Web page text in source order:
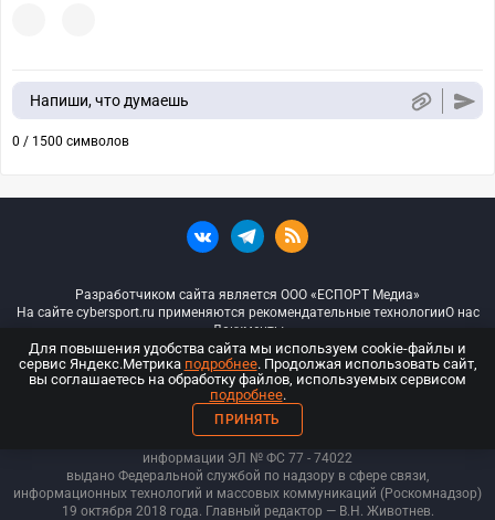
Напиши, что думаешь
0 / 1500 символов
Разработчиком сайта является ООО «ЕСПОРТ Медиа»
На сайте cybersport.ru применяются рекомендательные технологииО нас
Документы
© ООО «Киберспорт.ру» — Все права защищены
18+
ООО «Киберспорт.ру». Свидетельство о регистрации средств массовой
информации ЭЛ № ФС 77 - 74022
выдано Федеральной службой по надзору в сфере связи,
информационных технологий и массовых коммуникаций (Роскомнадзор)
19 октября 2018 года. Главный редактор — В.Н. Животнев.
Для повышения удобства сайта мы используем cookie-файлы и
сервис Яндекс.Метрика подробнее. Продолжая использовать сайт,
вы соглашаетесь на обработку файлов, используемых сервисом
подробнее.
ПРИНЯТЬ